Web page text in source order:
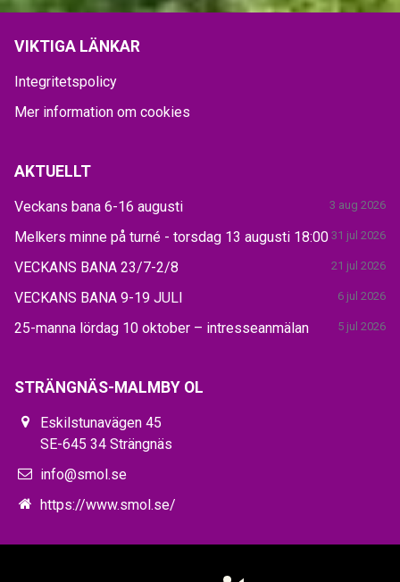
VIKTIGA LÄNKAR
Integritetspolicy
Mer information om cookies
AKTUELLT
Veckans bana 6-16 augusti 3 aug 2026
Melkers minne på turné - torsdag 13 augusti 18:00 31 jul 2026
VECKANS BANA 23/7-2/8 21 jul 2026
VECKANS BANA 9-19 JULI 6 jul 2026
25-manna lördag 10 oktober – intresseanmälan 5 jul 2026
STRÄNGNÄS-MALMBY OL
Eskilstunavägen 45
SE-645 34 Strängnäs
info@smol.se
https://www.smol.se/